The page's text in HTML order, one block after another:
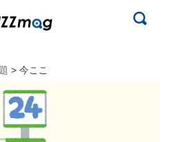
> 今ここ